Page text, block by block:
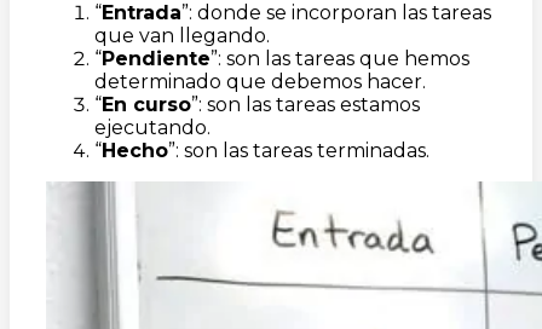
“Entrada”: donde se incorporan las tareas
que van llegando.
“Pendiente”: son las tareas que hemos
determinado que debemos hacer.
“En curso”: son las tareas estamos
ejecutando.
“Hecho”: son las tareas terminadas.